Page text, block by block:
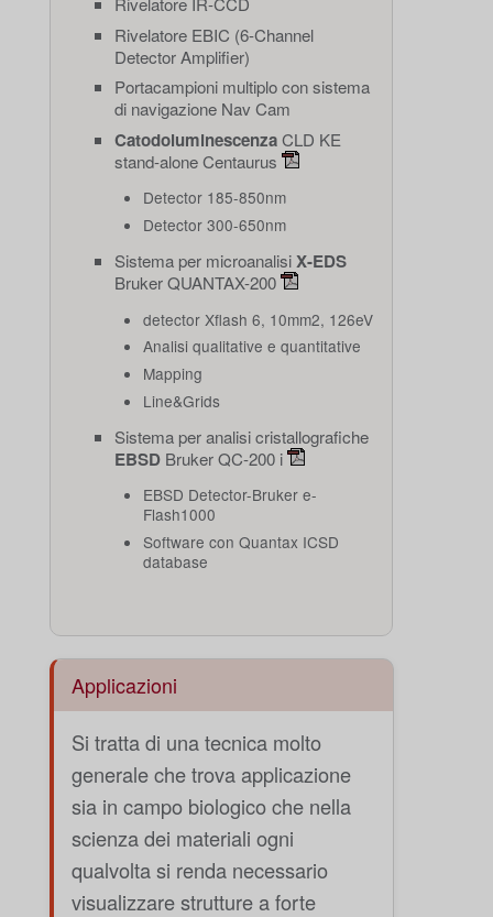
Rivelatore EBIC (6-Channel
Detector Amplifier)
Portacampioni multiplo con sistema
di navigazione Nav Cam
CatodoluminescenzaCLD KE
stand-alone Centaurus
Detector 185-850nm
Detector 300-650nm
Sistema per microanalisiX-EDS
Bruker QUANTAX-200
detector Xflash 6, 10mm2, 126eV
Analisi qualitative e quantitative
Mapping
Line&Grids
Sistema per analisi cristallografiche
EBSD Bruker QC-200 i
EBSD Detector-Bruker e-
Flash1000
Software con Quantax ICSD
database
Applicazioni
Si tratta di una tecnica molto
generale che trova applicazione
sia in campo biologico che nella
scienza dei materiali ogni
qualvolta si renda necessario
visualizzare strutture a forte